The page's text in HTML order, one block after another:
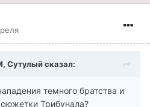
несправедливым))
Сутулыйсказал:
темного братства и
сюжетки Трибунала?